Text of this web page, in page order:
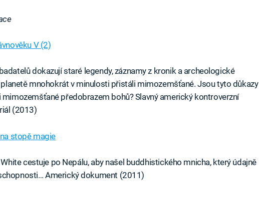
V (2)
dokazují staré legendy, záznamy z kronik a archeologické
planetě mnohokrát v minulosti přistáli mimozemšťané. Jsou tyto důkazy
mimozemšťané předobrazem bohů? Slavný americký kontroverzní
(2013)
stopě magie
cestuje po Nepálu, aby našel buddhistického mnicha, který údajně
Americký dokument (2011)